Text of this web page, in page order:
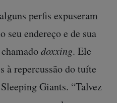
perfis expuseram
seu endereço e de sua
doxxing. Ele
à repercussão do tuíte
Giants. “Talvez